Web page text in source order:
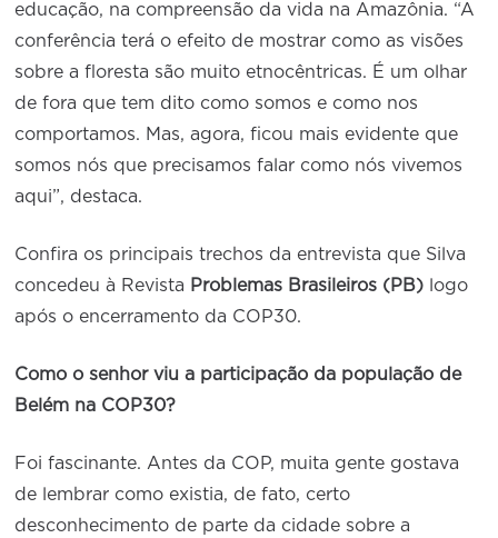
educação, na compreensão da vida na Amazônia. “A
conferência terá o efeito de mostrar como as visões
sobre a floresta são muito etnocêntricas. É um olhar
de fora que tem dito como somos e como nos
comportamos. Mas, agora, ficou mais evidente que
somos nós que precisamos falar como nós vivemos
aqui”, destaca.
Confira os principais trechos da entrevista que Silva
concedeu à Revista Problemas Brasileiros (PB) logo
após o encerramento da COP30.
Como o senhor viu a participação da população de
Belém na COP30?
Foi fascinante. Antes da COP, muita gente gostava
de lembrar como existia, de fato, certo
desconhecimento de parte da cidade sobre a